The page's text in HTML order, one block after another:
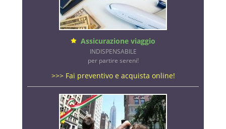
Assicurazione viaggio
INDISPENSABILE
per partire sereni!
>>> Fai preventivo e acquista online!